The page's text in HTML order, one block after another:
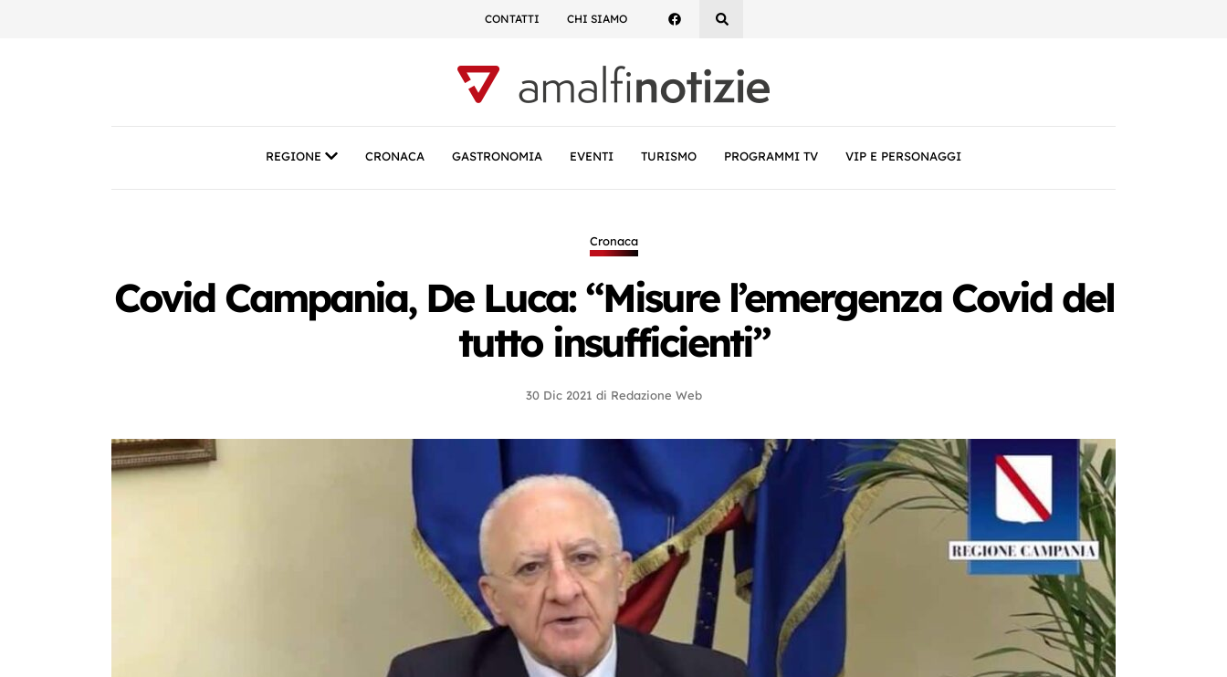
CONTATTI CHI SIAMO
REGIONE CRONACA GASTRONOMIA EVENTI TURISMO PROGRAMMI TV VIP E PERSONAGGI
Cronaca
Covid Campania, De Luca: “Misure l’emergenza Covid del
tutto insufficienti”
30 Dic 2021 di Redazione Web